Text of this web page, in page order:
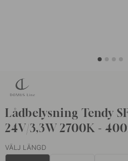
Lådbelysning Tendy
24V/3,3W 2700K -
VÄLJ LÄNGD